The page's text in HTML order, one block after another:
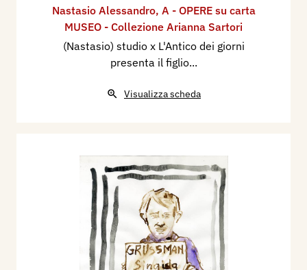
Nastasio Alessandro, A - OPERE su carta
MUSEO - Collezione Arianna Sartori
(Nastasio) studio x L'Antico dei giorni
presenta il figlio...
Visualizza scheda